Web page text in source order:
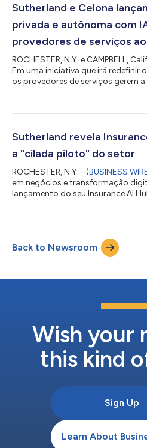
essenciais. A Sutherland FinAI
preencher essa lacuna. O FinAI Hub...
Sutherland e Celona
privada e autônoma com
provedores de serviços
ROCHESTER, N.Y. e CAMPBELL,
Em uma iniciativa que irá redefinir
os provedores de serviços gerem
Rede Privada 5G e Autônoma
pioneira na arquitetura de LAN
Sutherland revela
a "cilada piloto" do setor
ROCHESTER, N.Y.--(BUSINESS
em negócios e transformação
lançamento do seu Insurance AI
generalizadas adaptadas para
isoladas que raramente passam
solução da Sutherland é treinada
Back to Newsroom
Wish your
this kind
Sign Up
Learn About